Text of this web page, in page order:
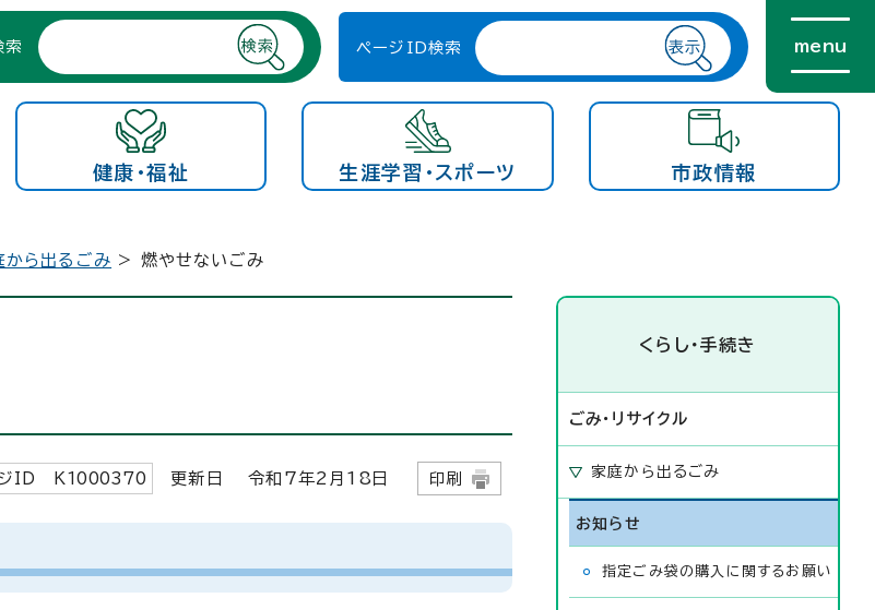
索 ページID検索 menu
健康・福祉 生涯学習・スポーツ 市政情報
から出るごみ > 燃やせないごみ
ジID K1000370 更新日 令和7年2月 18 日 印刷
くらし・手続き
ごみ・リサイクル
家庭から出るごみ
お知らせ
指定ごみ袋の購入に関するお願い